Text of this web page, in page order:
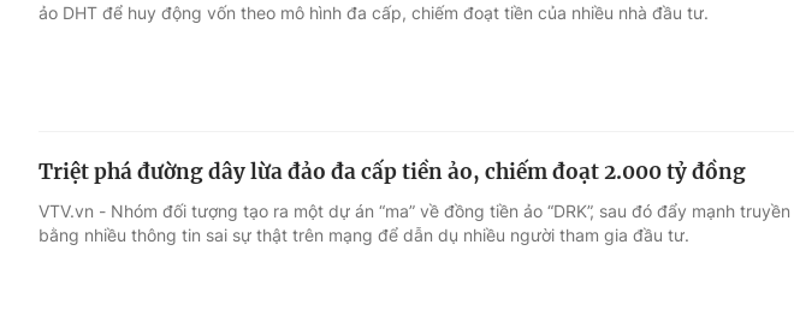
Điện ảnh
Âm nhạc
Sao
Du lịch
Làm đẹp
Chất lượng cuộc sống
Tuyển sinh
Học trực tuyến
ảo DHT để huy động vốn theo mô hình đa cấp, chiếm đoạt tiền của nhiều nhà đầu tư.
Triệt phá đường dây lừa đảo đa cấp tiền ảo, chiếm đoạt 2.000 tỷ đồng
VTV.vn - Nhóm đối tượng tạo ra một dự án “ma” về đồng tiền ảo “DRK”, sau đó đẩy mạnh
bằng nhiều thông tin sai sự thật trên mạng để dẫn dụ nhiều người tham gia đầu tư.